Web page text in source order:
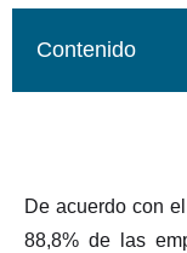
Contenido
De acuerdo con el
88,8% de las